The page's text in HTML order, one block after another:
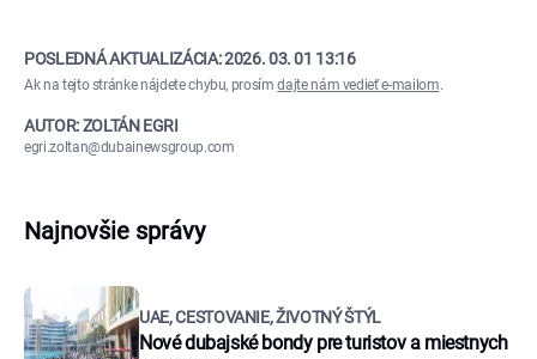
POSLEDNÁ AKTUALIZÁCIA:2026. 03. 01 13:16
Ak na tejto stránke nájdete chybu, prosímdajte nám vedieť e-mailom.
AUTOR: ZOLTÁN EGRI
egri.zoltan@dubainewsgroup.com
Najnovšie správy
UAE, CESTOVANIE, ŽIVOTNÝ ŠTÝL
Nové dubajské bondy pre turistov a miestnych